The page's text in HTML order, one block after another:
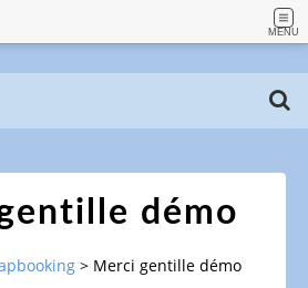
MENU
démo
> Merci gentille démo